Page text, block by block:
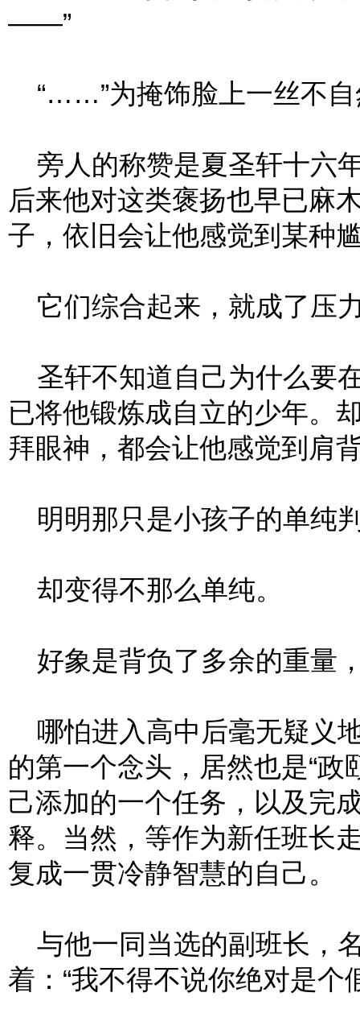
——”
“……”为掩饰脸上一丝不自
旁人的称赞是夏圣轩十六
后来他对这类褒扬也早已麻
子，依旧会让他感觉到某种
它们综合起来，就成了压
圣轩不知道自己为什么要
已将他锻炼成自立的少年。
拜眼神，都会让他感觉到肩
明明那只是小孩子的单纯
却变得不那么单纯。
好象是背负了多余的重量
哪怕进入高中后毫无疑义
的第一个念头，居然也是“
己添加的一个任务，以及完
释。当然，等作为新任班长
复成一贯冷静智慧的自己。
与他一同当选的副班长，
着：“我不得不说你绝对是个